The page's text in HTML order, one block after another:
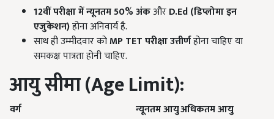
12वीं परीक्षा में न्यूनतम 50%अंकऔरD.Ed (डिप्लोमा इन
एजुकेशन)होना अनिवार्य है.
साथ ही उम्मीदवार कोMP TETपरीक्षा उत्तीर्णहोना चाहिए या
समकक्ष पात्रता होनी चाहिए.
आयु सीमा (Age Limit):
वर्ग न्यूनतम आयुअधिकतम आयु